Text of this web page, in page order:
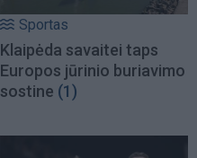
Sportas
Klaipėda savaitei taps
Europos jūrinio buriavimo
sostine (1)